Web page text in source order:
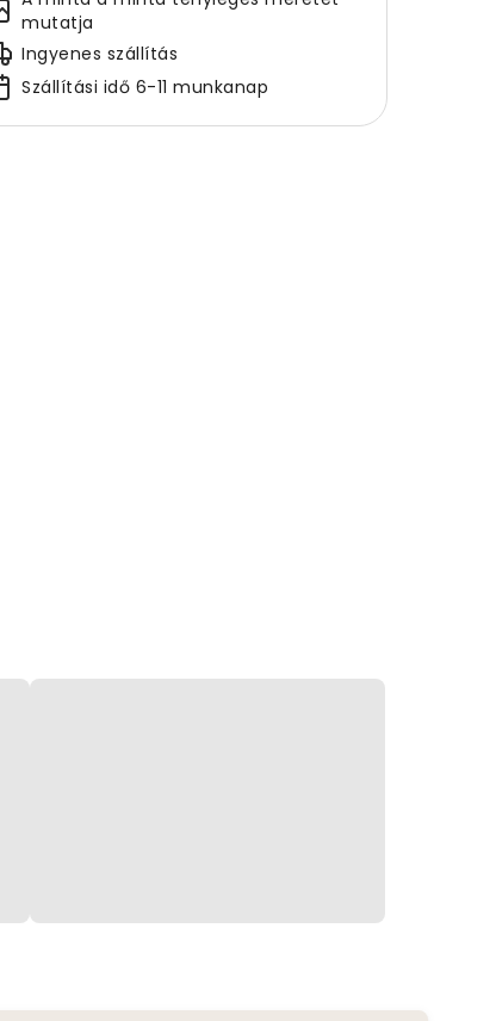
mutatja
Ingyenes szállítás
Szállítási idő 6-11 munkanap